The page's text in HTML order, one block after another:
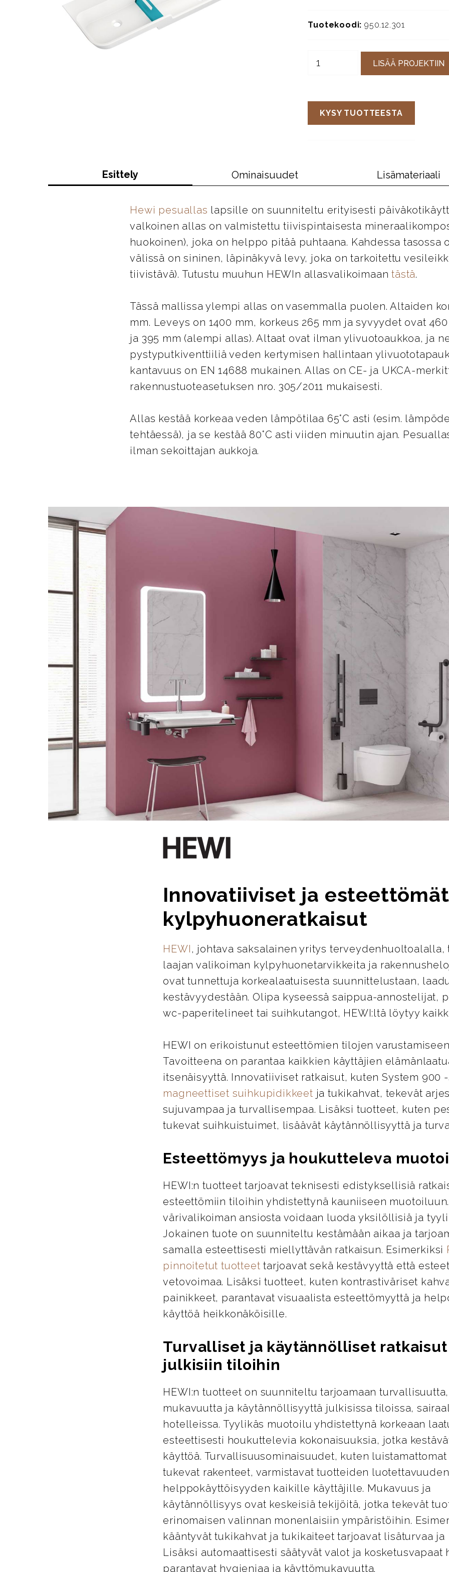
Tuotekoodi: 950.12.301
LISÄÄ PROJEKTIIN
KYSY TUOTTEESTA
Esittely Ominaisuudet Lisämateriaali
Hewi pesuallas lapsille on suunniteltu erityisesti
valkoinen allas on valmistettu tiivispintaisesta
huokoinen), joka on helppo pitää puhtaana. Kahdessa tasossa
välissä on sininen, läpinäkyvä levy, joka on tarkoitettu
tiivistävä). Tutustu muuhun HEWIn allasvalikoimaantästä.
Tässä mallissa ylempi allas on vasemmalla puolen. Altaiden
mm. Leveys on 1400 mm, korkeus 265 mm ja syvyydet ovat
ja 395 mm (alempi allas). Altaat ovat ilman ylivuotoaukkoa, ja
pystyputkiventtiiliä veden kertymisen hallintaan
kantavuus on EN 14688 mukainen. Allas on CE- ja UKCA-
rakennustuoteasetuksen nro. 305/2011 mukaisesti.
Allas kestää korkeaa veden lämpötilaa 65°C asti (esim.
tehtäessä), ja se kestää 80°C asti viiden minuutin ajan.
ilman sekoittajan aukkoja.
Innovatiiviset ja esteettömät
kylpyhuoneratkaisut
HEWI , johtava saksalainen yritys terveydenhuoltoalalla,
laajan valikoiman kylpyhuonetarvikkeita ja
ovat tunnettuja korkealaatuisesta suunnittelustaan,
kestävyydestään. Olipa kyseessä saippua-annostelijat,
wc-paperitelineet tai suihkutangot, HEWI:ltä löytyy
HEWI on erikoistunut esteettömien tilojen
Tavoitteena on parantaa kaikkien käyttäjien
itsenäisyyttä. Innovatiiviset ratkaisut, kuten System 900
magneettiset suihkupidikkeet ja tukikahvat, tekevät
sujuvampaa ja turvallisempaa. Lisäksi tuotteet, kuten
tukevat suihkuistuimet, lisäävät käytännöllisyyttä ja
Esteettömyys ja houkutteleva
HEWI:n tuotteet tarjoavat teknisesti edistyksellisiä
esteettömiin tiloihin yhdistettynä kauniiseen
värivalikoiman ansiosta voidaan luoda yksilöllisiä ja
Jokainen tuote on suunniteltu kestämään aikaa ja
samalla esteettisesti miellyttävän ratkaisun. Esimerkiksi
pinnoitetut tuotteet tarjoavat sekä kestävyyttä että
vetovoimaa. Lisäksi tuotteet, kuten kontrastiväriset
painikkeet, parantavat visuaalista esteettömyyttä ja
käyttöä heikkonäköisille.
Turvalliset ja käytännölliset ratkaisut
julkisiin tiloihin
HEWI:n tuotteet on suunniteltu tarjoamaan turvallisuutta,
mukavuutta ja käytännöllisyyttä julkisissa tiloissa,
hotelleissa. Tyylikäs muotoilu yhdistettynä korkeaan
esteettisesti houkuttelevia kokonaisuuksia, jotka
käyttöä. Turvallisuusominaisuudet, kuten
tukevat rakenteet, varmistavat tuotteiden
helppokäyttöisyyden kaikille käyttäjille. Mukavuus ja
käytännöllisyys ovat keskeisiä tekijöitä, jotka tekevät
erinomaisen valinnan monenlaisiin ympäristöihin.
kääntyvät tukikahvat ja tukikaiteet tarjoavat lisäturvaa ja
Lisäksi automaattisesti säätyvät valot ja kosketusvapaat
parantavat hygieniaa ja käyttömukavuutta.